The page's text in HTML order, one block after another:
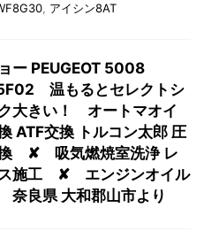
アイシン8AT
ー PEUGEOT 5008
温もるとセレクトシ
大きい！ オートマオイ
ATF交換 トルコン太郎 圧
✘ 吸気燃焼室洗浄 レ
施工 ✘ エンジンオイル
良県 大和郡山市より